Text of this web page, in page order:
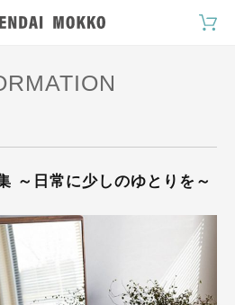
～日常に少しのゆとりを～